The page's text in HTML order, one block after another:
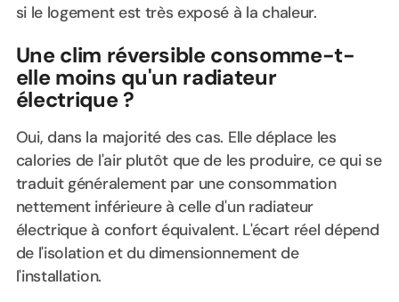
si le logement est très exposé à la chaleur.
Une clim réversible consomme-t-
elle moins qu'un radiateur
électrique ?
Oui, dans la majorité des cas. Elle déplace les
calories de l'air plutôt que de les produire, ce qui se
traduit généralement par une consommation
nettement inférieure à celle d'un radiateur
électrique à confort équivalent. L'écart réel dépend
de l'isolation et du dimensionnement de
l'installation.